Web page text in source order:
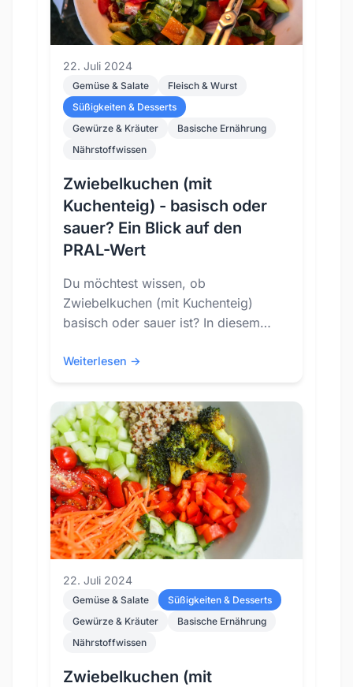
22. Juli 2024
Gemüse & Salate
Fleisch & Wurst
Süßigkeiten & Desserts
Gewürze & Kräuter
Basische Ernährung
Nährstoffwissen
Zwiebelkuchen (mit
Kuchenteig) - basisch oder
sauer? Ein Blick auf den
PRAL-Wert
Du möchtest wissen, ob
Zwiebelkuchen (mit Kuchenteig)
basisch oder sauer ist? In diesem
Wert von Zwiebelkuchen (mit...
Weiterlesen →
22. Juli 2024
Gemüse & Salate
Süßigkeiten & Desserts
Gewürze & Kräuter
Basische Ernährung
Nährstoffwissen
Zwiebelkuchen (mit